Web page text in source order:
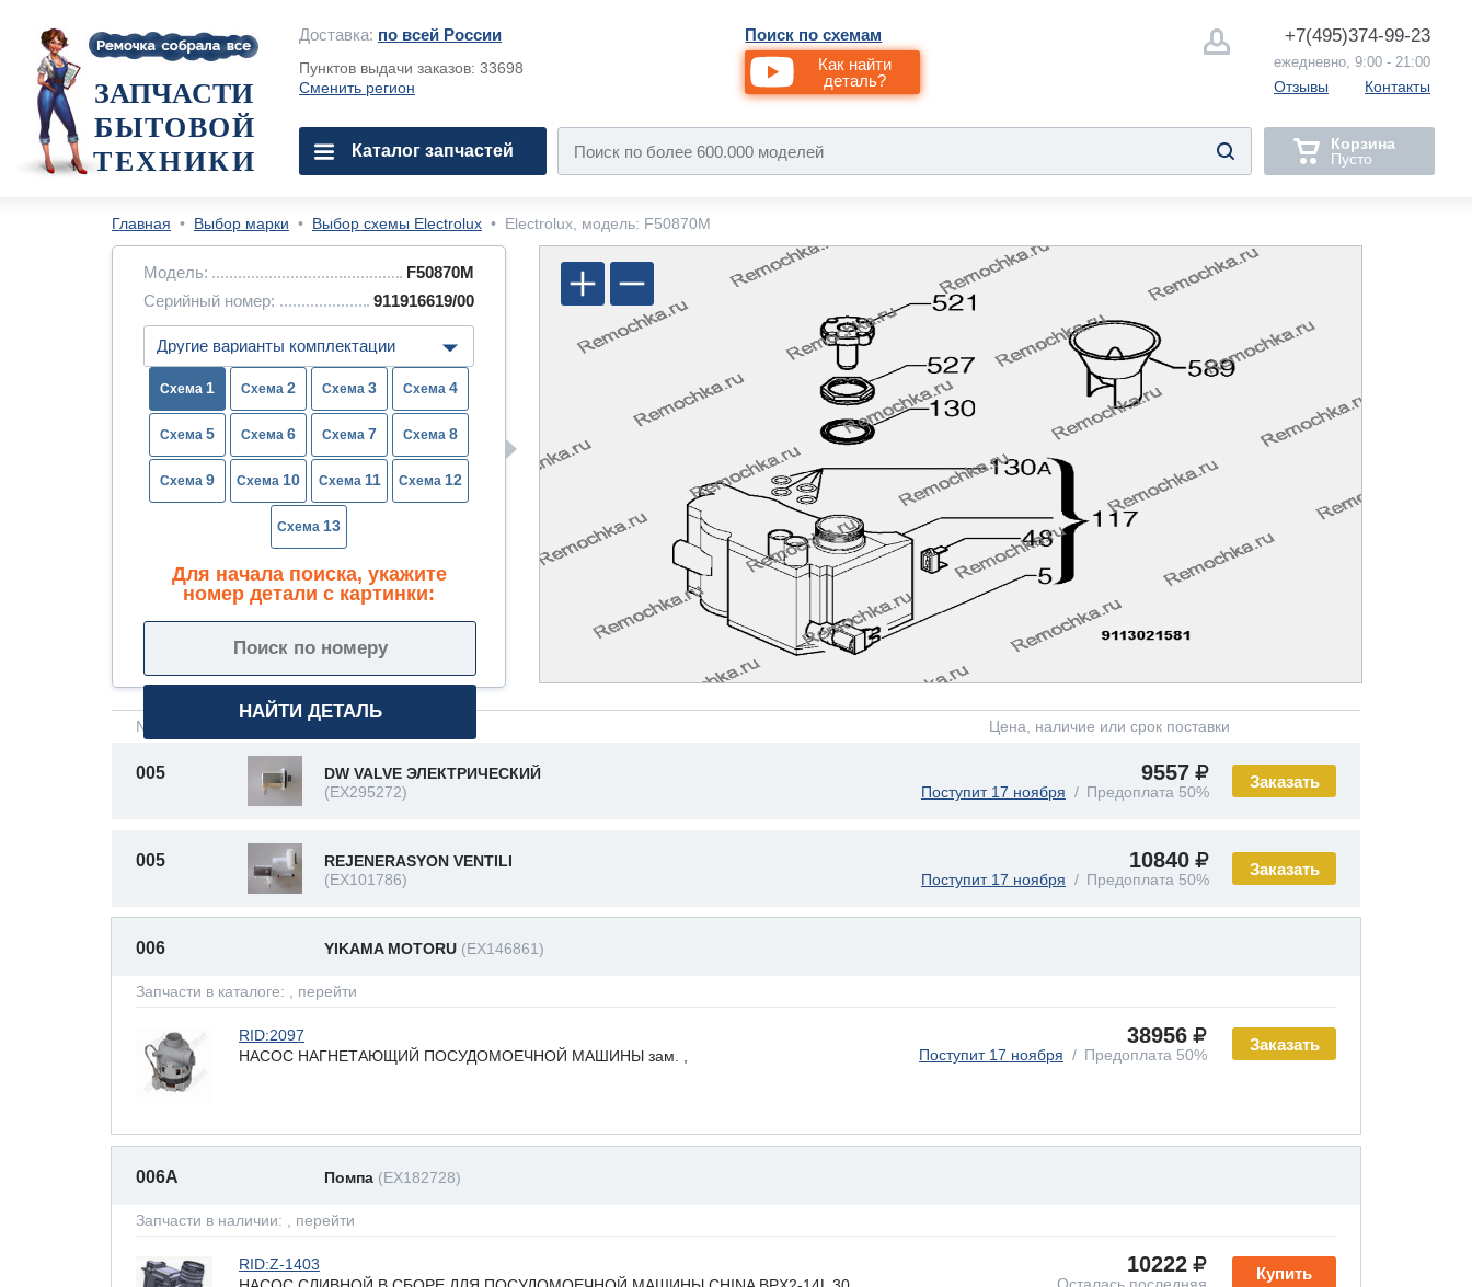
Доставка: по всей России
Пунктов выдачи заказов: 33698
Сменить регион
Поиск по схемам
Как найти
деталь?
+7(495)374-99-23
ежедневно, 9:00 - 21:00
Отзывы Контакты
ЗАПЧАСТИ
БЫТОВОЙ
ТЕХНИКИ
Каталог запчастей
Корзина
Пусто
Главная • Выбор марки • Выбор схемы Electrolux • Electrolux, модель: F50870M
Модель:
F50870M
Серийный номер:
911916619/00
1 2 3 4
5 6 7 8
9 10 11 12
13
Для начала поиска, укажите
номер детали с картинки:
№ на схеме Цена, наличие или срок поставки
Заказать
005
DW VALVE ЭЛЕКТРИЧЕСКИЙ
(EX295272)
9557
Поступит 17 ноября Предоплата 50%
Заказать
005
REJENERASYON VENTILI
(EX101786)
10840
Поступит 17 ноября Предоплата 50%
006 YIKAMA MOTORU (EX146861)
Запчасти в каталоге: , перейти
Заказать
RID:2097
НАСОС НАГНЕТАЮЩИЙ ПОСУДОМОЕЧНОЙ МАШИНЫ зам. ,
38956
Поступит 17 ноября Предоплата 50%
006A Помпа (EX182728)
Запчасти в наличии: , перейти
Купить
RID:Z-1403
10222